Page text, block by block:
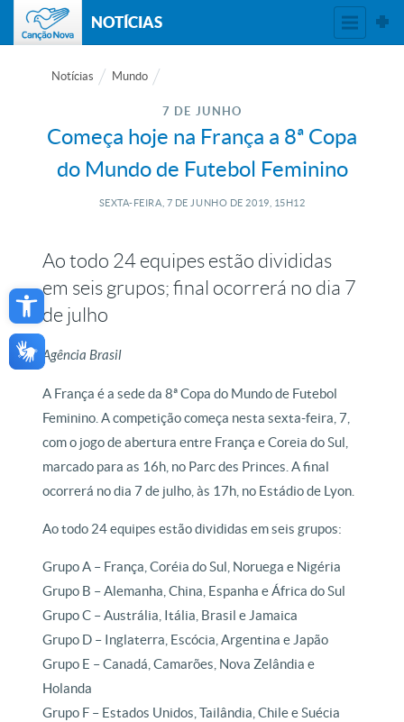
Open toolbar
NOTÍCIAS
Notícias Mundo
7 DE JUNHO
Começa hoje na França a 8ª Copa
do Mundo de Futebol Feminino
SEXTA-FEIRA, 7 DE JUNHO DE 2019, 15H12
Ao todo 24 equipes estão divididas
em seis grupos; final ocorrerá no dia 7
de julho
Agência Brasil
A França é a sede da 8ª Copa do Mundo de Futebol
Feminino. A competição começa nesta sexta-feira, 7,
com o jogo de abertura entre França e Coreia do Sul,
marcado para as 16h, no Parc des Princes. A final
ocorrerá no dia 7 de julho, às 17h, no Estádio de Lyon.
Ao todo 24 equipes estão divididas em seis grupos:
Grupo A – França, Coréia do Sul, Noruega e Nigéria
Grupo B – Alemanha, China, Espanha e África do Sul
Grupo C – Austrália, Itália, Brasil e Jamaica
Grupo D – Inglaterra, Escócia, Argentina e Japão
Grupo E – Canadá, Camarões, Nova Zelândia e
Holanda
Grupo F – Estados Unidos, Tailândia, Chile e Suécia